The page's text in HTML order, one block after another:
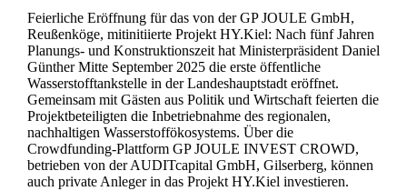
Feierliche Eröffnung für das von der GP JOULE GmbH,
Reußenköge, mitinitiierte Projekt HY.Kiel: Nach fünf Jahren
Planungs- und Konstruktionszeit hat Ministerpräsident Daniel
Günther Mitte September 2025 die erste öffentliche
Wasserstofftankstelle in der Landeshauptstadt eröffnet.
Gemeinsam mit Gästen aus Politik und Wirtschaft feierten die
Projektbeteiligten die Inbetriebnahme des regionalen,
nachhaltigen Wasserstoffökosystems. Über die
Crowdfunding-Plattform GP JOULE INVEST CROWD,
betrieben von der AUDITcapital GmbH, Gilserberg, können
auch private Anleger in das Projekt HY.Kiel investieren.